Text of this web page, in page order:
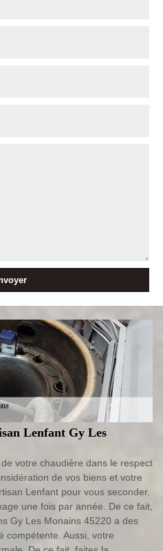
Lenfant Gy Les
votre chaudière dans le respect
de vos biens et votre
Lenfant pour vous seconder.
une fois par année. De ce fait,
Gy Les Monains 45220 a des
compétente. Aussi, votre